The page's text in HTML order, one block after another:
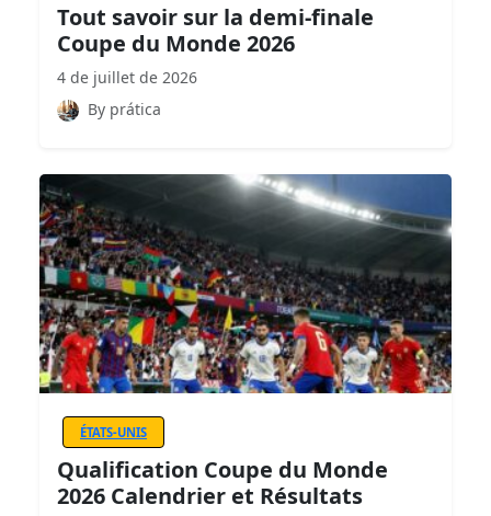
Tout savoir sur la demi-finale
Coupe du Monde 2026
4 de juillet de 2026
By prática
ÉTATS-UNIS
Qualification Coupe du Monde
2026 Calendrier et Résultats